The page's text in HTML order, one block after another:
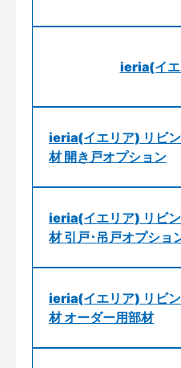
ieria(イエ
ieria(イエリア) リビ
材 開き戸オプション
ieria(イエリア) リビ
材 引戸･吊戸オプショ
ieria(イエリア) リビ
材 オーダー用部材